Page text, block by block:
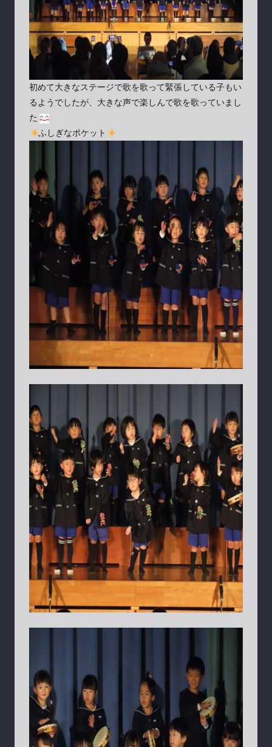
初めて大きなステージで歌を歌って緊張している子もい
るようでしたが、大きな声で楽しんで歌を歌っていまし
た
ふしぎなポケット